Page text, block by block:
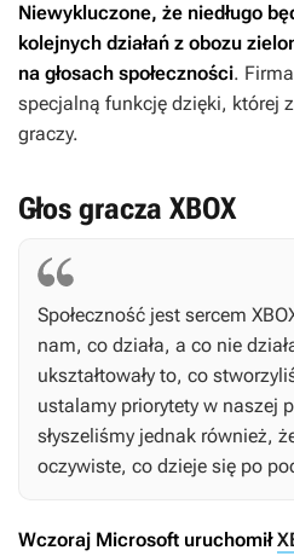
Niewykluczone, że niedługo
kolejnych działań z obozu
na głosach społeczności.
specjalną funkcję dzięki, której
graczy.
Głos gracza XBOX
Społeczność jest sercem
nam, co działa, a co nie
ukształtowały to, co
ustalamy priorytety w naszej
słyszeliśmy jednak również,
oczywiste, co dzieje się po
Wczoraj Microsoft uruchomił